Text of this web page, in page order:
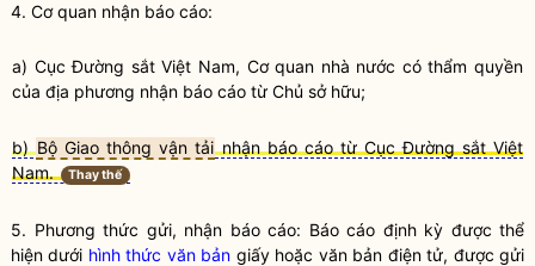
4. Cơ quan nhận báo cáo:
a) Cục Đường sắt Việt Nam, Cơ quan nhà nước có thẩm quyền
của địa phương nhận báo cáo từ Chủ sở hữu;
b)Bộ Giao thông vận tảinhận báo cáo từ Cục Đường sắt Việt
Nam.
Thay thế
5. Phương thức gửi, nhận báo cáo: Báo cáo định kỳ được thể
hiện dưới hình thức văn bản giấy hoặc văn bản điện tử, được gửi